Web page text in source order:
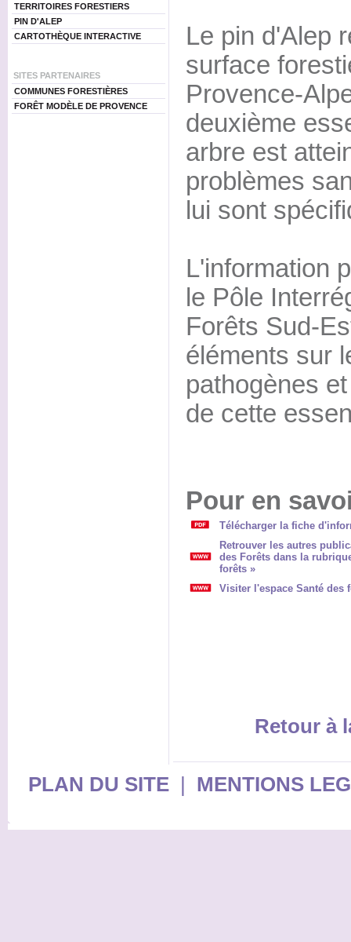
TERRITOIRES FORESTIERS
PIN D'ALEP
CARTOTHÈQUE INTERACTIVE
SITES PARTENAIRES
COMMUNES FORESTIÈRES
FORÊT MODÈLE DE PROVENCE
Le pin d'Alep
surface
Provence-
deuxième
arbre est
problèmes
lui sont
L'information
le Pôle
Forêts Sud-
éléments sur
pathogènes
de cette
Pour en
Télécharger la fiche
Retrouver les autres
des Forêts dans la
forêts »
Visiter l'espace Santé des
Retour à
PLAN DU SITE| MENTIONS